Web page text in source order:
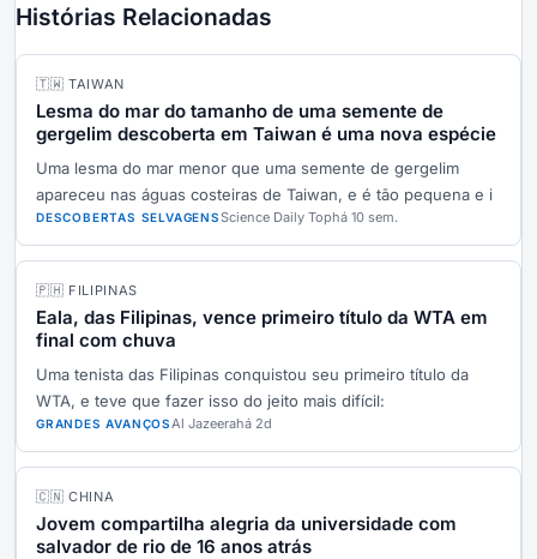
Histórias Relacionadas
🇹🇼 TAIWAN
Lesma do mar do tamanho de uma semente de
gergelim descoberta em Taiwan é uma nova espécie
Uma lesma do mar menor que uma semente de gergelim
apareceu nas águas costeiras de Taiwan, e é tão pequena e i
DESCOBERTAS SELVAGENSScience Daily Tophá 10 sem.
🇵🇭 FILIPINAS
Eala, das Filipinas, vence primeiro título da WTA em
final com chuva
Uma tenista das Filipinas conquistou seu primeiro título da
WTA, e teve que fazer isso do jeito mais difícil:
GRANDES AVANÇOSAl Jazeerahá 2d
🇨🇳 CHINA
Jovem compartilha alegria da universidade com
salvador de rio de 16 anos atrás